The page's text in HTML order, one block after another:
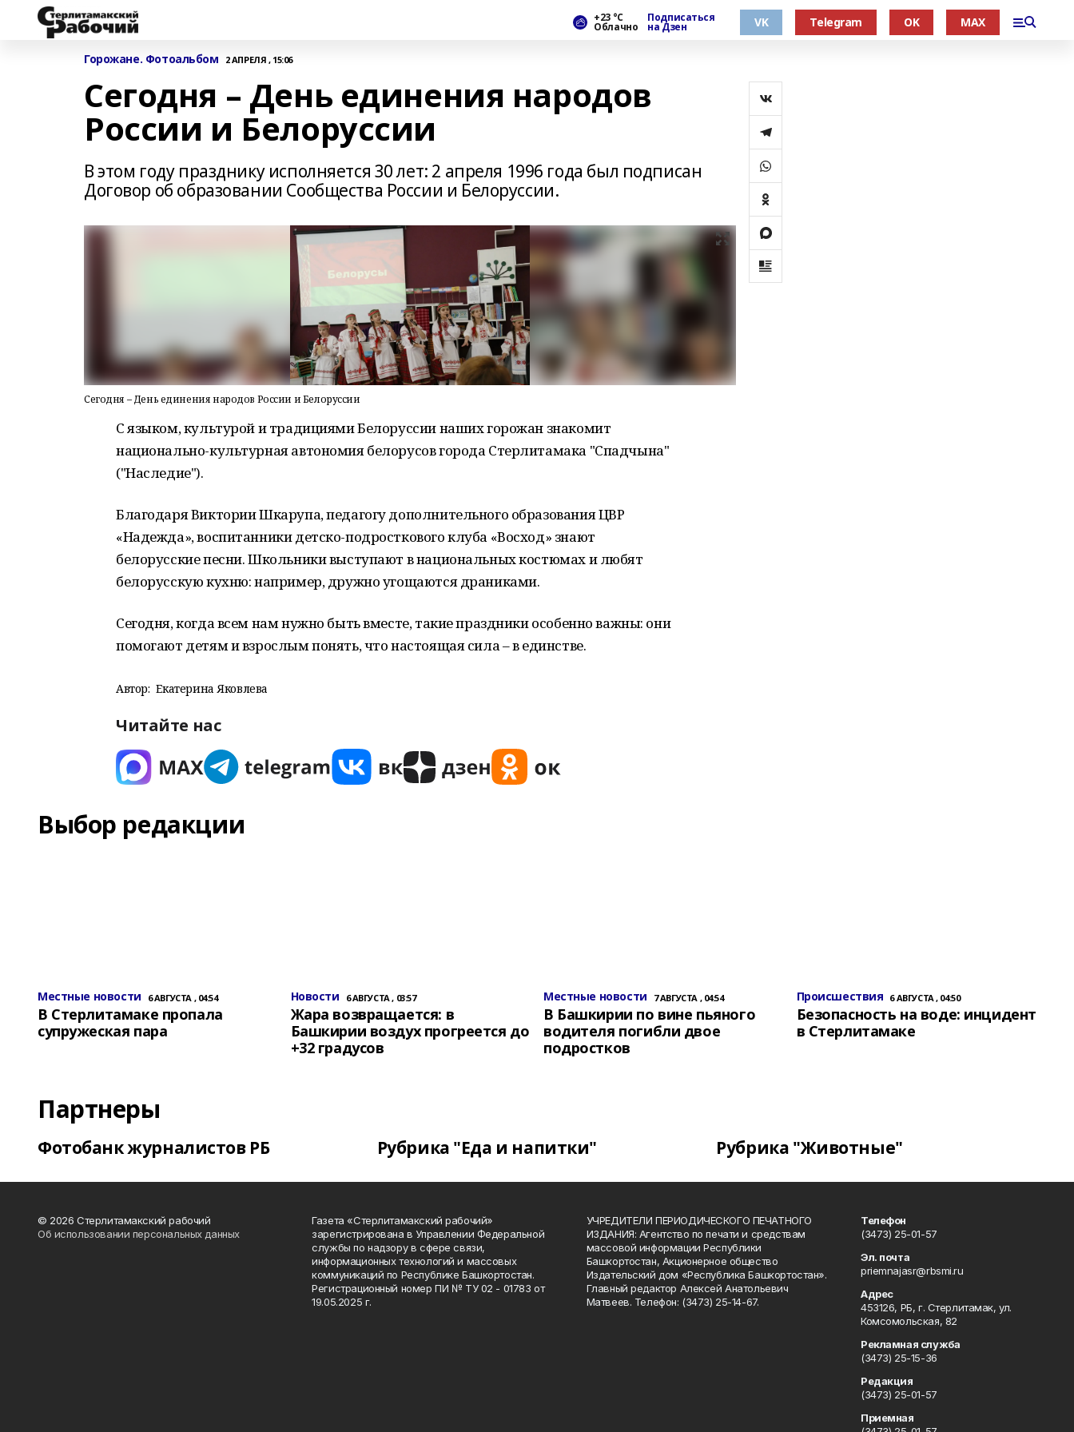
+23 °С
Облачно
Подписаться
на Дзен VK Telegram OK MAX
Горожане. Фотоальбом 2 АПРЕЛЯ , 15:06
Сегодня – День единения народов
России и Белоруссии
В этом году празднику исполняется 30 лет: 2 апреля 1996 года был подписан
Договор об образовании Сообщества России и Белоруссии.
Сегодня – День единения народов России и Белоруссии
С языком, культурой и традициями Белоруссии наших горожан знакомит
национально-культурная автономия белорусов города Стерлитамака "Спадчына"
("Наследие").
Благодаря Виктории Шкарупа, педагогу дополнительного образования ЦВР
«Надежда», воспитанники детско-подросткового клуба «Восход» знают
белорусские песни. Школьники выступают в национальных костюмах и любят
белорусскую кухню: например, дружно угощаются драниками.
Сегодня, когда всем нам нужно быть вместе, такие праздники особенно важны: они
помогают детям и взрослым понять, что настоящая сила – в единстве.
Автор: Екатерина Яковлева
Читайте нас
Выбор редакции
Местные новости 6 АВГУСТА , 04:54
В Стерлитамаке пропала
супружеская пара
Новости 6 АВГУСТА , 03:57
Жара возвращается: в
Башкирии воздух прогреется до
+32 градусов
Местные новости 7 АВГУСТА , 04:54
В Башкирии по вине пьяного
водителя погибли двое
подростков
Происшествия 6 АВГУСТА , 04:50
Безопасность на воде: инцидент
в Стерлитамаке
Партнеры
Фотобанк журналистов РБ Рубрика "Еда и напитки" Рубрика "Животные"
© 2026 Стерлитамакский рабочий
Об использовании персональных данных
Газета «Стерлитамакский рабочий»
зарегистрирована в Управлении Федеральной
службы по надзору в сфере связи,
информационных технологий и массовых
коммуникаций по Республике Башкортостан.
Регистрационный номер ПИ № ТУ 02 - 01783 от
19.05.2025 г.
УЧРЕДИТЕЛИ ПЕРИОДИЧЕСКОГО ПЕЧАТНОГО
ИЗДАНИЯ: Агентство по печати и средствам
массовой информации Республики
Башкортостан, Акционерное общество
Издательский дом «Республика Башкортостан».
Главный редактор Алексей Анатольевич
Матвеев. Телефон: (3473) 25-14-67.
Телефон
(3473) 25-01-57
Эл. почта
priemnajasr@rbsmi.ru
Адрес
453126, РБ, г. Стерлитамак, ул.
Комсомольская, 82
Рекламная служба
(3473) 25-15-36
Редакция
(3473) 25-01-57
Приемная